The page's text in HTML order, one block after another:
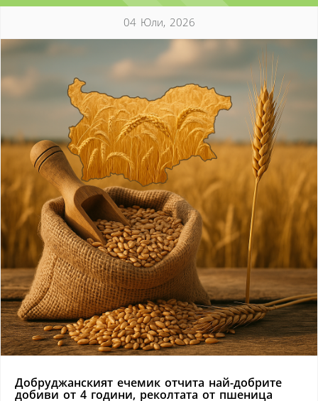
04 Юли, 2026
Добруджанският ечемик отчита най-добрите
добиви от 4 години, реколтата от пшеница